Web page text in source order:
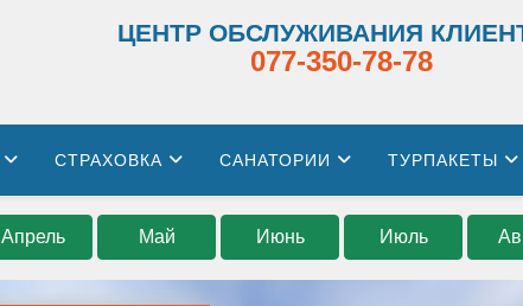
ЦЕНТР ОБСЛУЖИВАНИЯ
077-350-78-78
СТРАХОВКА САНАТОРИИ ТУРПАКЕТЫ
Апрель Май Июнь Июль